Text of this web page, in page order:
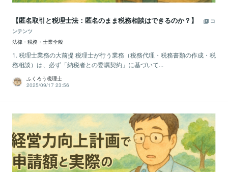
【匿名取引と税理士法：匿名のまま税務相談はできるのか？】
コ
ンテンツ
法律・税務・士業全般
1. 税理士業務の大前提 税理士が行う業務（税務代理・税務書類の作成・税
務相談）は、必ず「納税者との委嘱契約」に基づいて...
ふくろう税理士
2025/09/17 23:56